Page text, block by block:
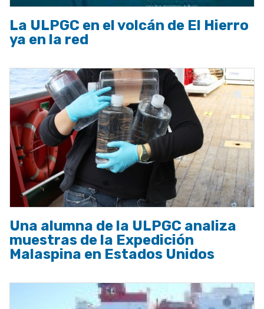
La ULPGC en el volcán de El Hierro
ya en la red
Una alumna de la ULPGC analiza
muestras de la Expedición
Malaspina en Estados Unidos